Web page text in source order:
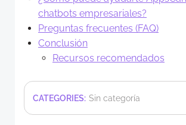
chatbots empresariales?
Preguntas frecuentes (FAQ)
Conclusión
Recursos recomendados
CATEGORIES: Sin categoría